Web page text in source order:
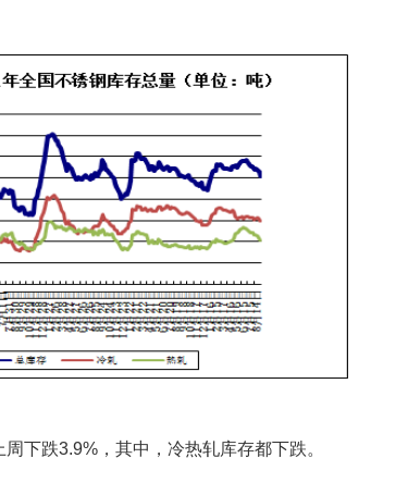
跌3.9%，其中，冷热轧库存都下跌。